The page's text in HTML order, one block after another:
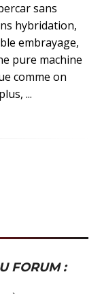
sans
hybridation,
embrayage,
pure machine
comme on
...
FORUM :